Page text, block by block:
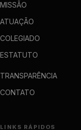
MISSÃO
ATUAÇÃO
COLEGIADO
ESTATUTO
TRANSPARÊNCIA
CONTATO
LINKS RÁPIDOS